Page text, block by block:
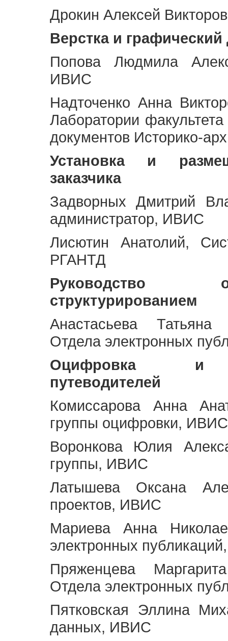
Дрокин Алексей
Верстка и графический
Попова Людмила
ИВИС
Надточенко Анна
Лаборатории
документов Историко-
Установка и
заказчика
Задворных Дмитрий
администратор, ИВИС
Лисютин Анатолий,
РГАНТД
Руководство
структурированием
Анастасьева Татьяна
Отдела электронных
Оцифровка и
путеводителей
Комиссарова Анна
группы оцифровки, ИВИС
Воронкова Юлия
группы, ИВИС
Латышева Оксана
проектов, ИВИС
Мариева Анна
электронных
Пряженцева
Отдела электронных
Пятковская Эллина
данных, ИВИС